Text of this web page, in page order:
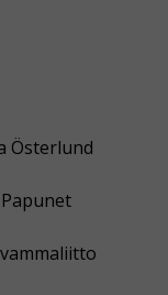
Österlund